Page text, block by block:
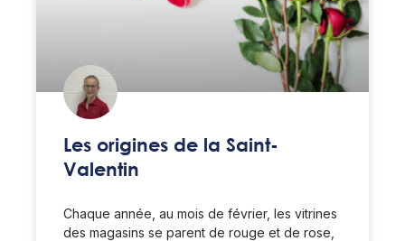
Les origines de la Saint-
Valentin
Chaque année, au mois de février, les vitrines
des magasins se parent de rouge et de rose,